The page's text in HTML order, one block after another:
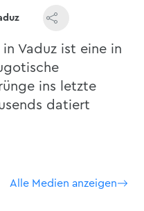
Vaduz ist eine in
ins letzte
datiert
Alle Medien anzeigen